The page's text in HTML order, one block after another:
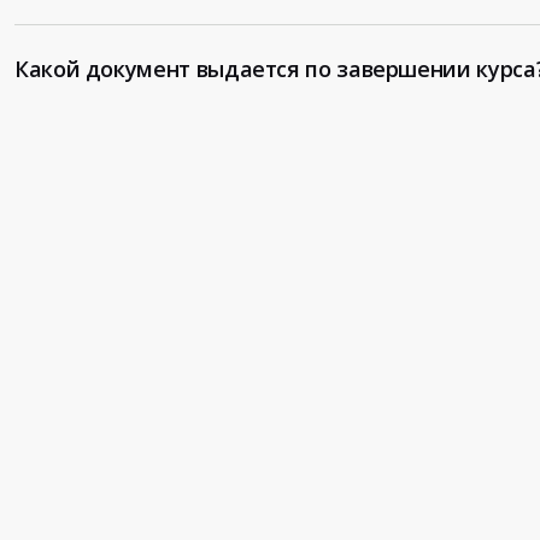
Какой документ выдается по завершении